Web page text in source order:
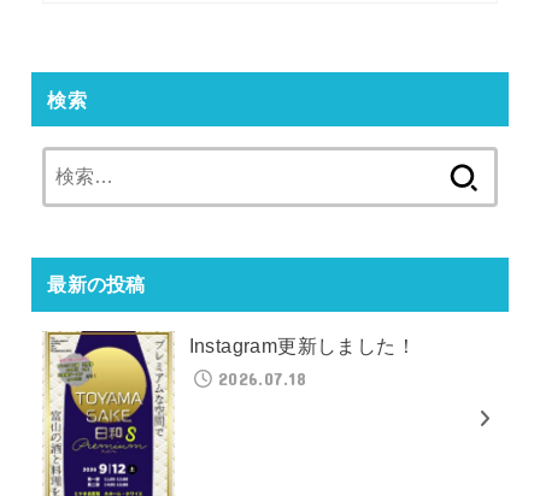
検索
索:
最新の投稿
Instagram更新しました！
2026.07.18